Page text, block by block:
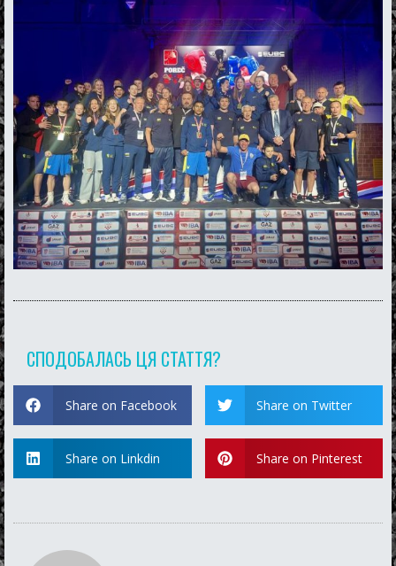
СПОДОБАЛАСЬ ЦЯ СТАТТЯ?
Share on Facebook Share on Twitter
Share on Linkdin Share on Pinterest